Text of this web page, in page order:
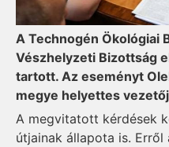
A Technogén Ökológiai
Vészhelyzeti Bizottság
tartott. Az eseményt
megye helyettes
A megvitatott kérdések
útjainak állapota is. Erről